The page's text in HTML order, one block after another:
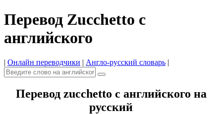
Перевод Zucchetto с
английского
| Онлайн переводчики | Англо-русский словарь |
Перевод zucchetto с английского на
русский